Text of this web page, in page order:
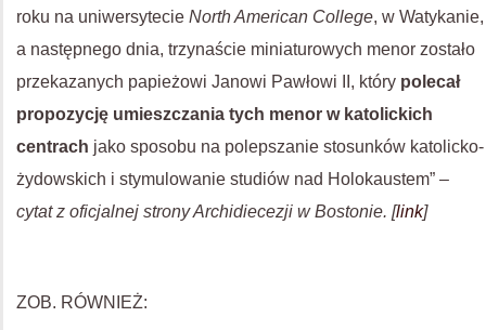
roku na uniwersytecie North American College, w Watykanie,
a następnego dnia, trzynaście miniaturowych menor zostało
przekazanych papieżowi Janowi Pawłowi II, który polecał
propozycję umieszczania tych menor w katolickich
centrach jako sposobu na polepszanie stosunków katolicko-
żydowskich i stymulowanie studiów nad Holokaustem” –
cytat z oficjalnej strony Archidiecezji w Bostonie. [link]
ZOB. RÓWNIEŻ: